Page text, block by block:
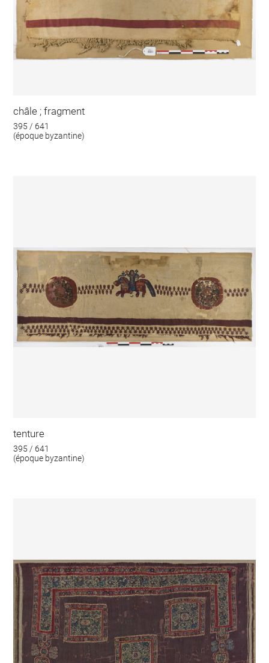
châle ; fragment
395 / 641
(époque byzantine)
tenture
395 / 641
(époque byzantine)